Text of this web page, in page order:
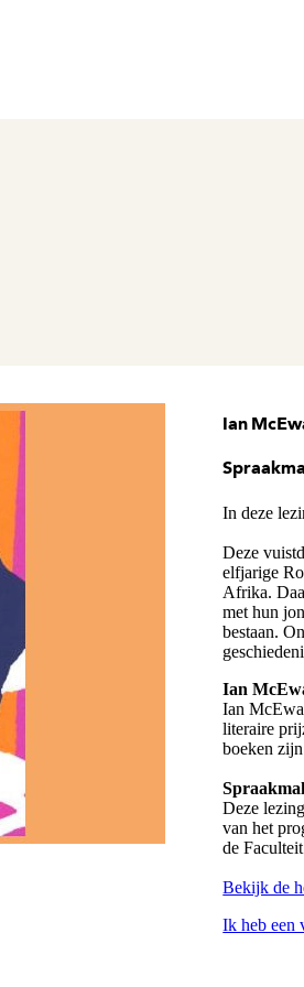
Ian
In deze
Deze
elfjarige
Afrika.
met hun
bestaan.
Ian
Ian
literaire
boeken
Deze
van het
de
Bekijk de
Ik heb een